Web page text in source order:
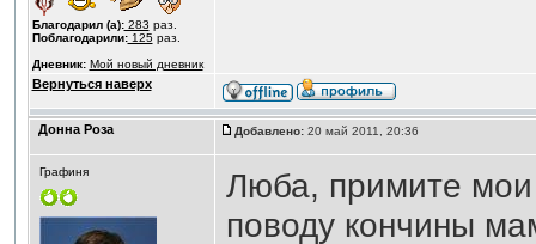
Благодарил (а):283 раз.
Поблагодарили:125раз.
Дневник: Мой новый дневник
Вернуться наверх
Донна Роза Добавлено:20 май 2011, 20:36
Графиня
Люба, примите мои
поводу кончины